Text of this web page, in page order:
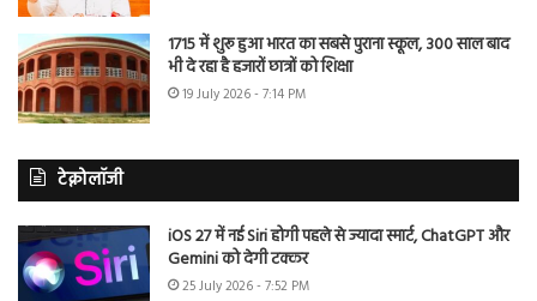
1715 में शुरू हुआ भारत का सबसे पुराना स्कूल, 300 साल बाद
भी दे रहा है हजारों छात्रों को शिक्षा
19 July 2026 - 7:14 PM
टेक्नोलॉजी
iOS 27 में नई Siri होगी पहले से ज्यादा स्मार्ट, ChatGPT और
Gemini को देगी टक्कर
25 July 2026 - 7:52 PM